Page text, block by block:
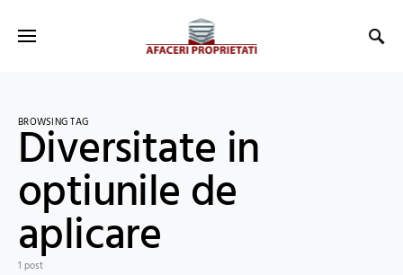
BROWSING TAG
Diversitate in
optiunile de
aplicare
1 post